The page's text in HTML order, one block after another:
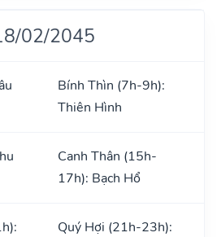
02/2045
Bính Thìn (7h-9h):
Thiên Hình
Canh Thân (15h-
17h): Bạch Hổ
Quý Hợi (21h-23h):